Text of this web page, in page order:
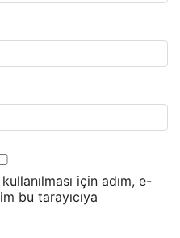
için adım, e-
bu tarayıcıya